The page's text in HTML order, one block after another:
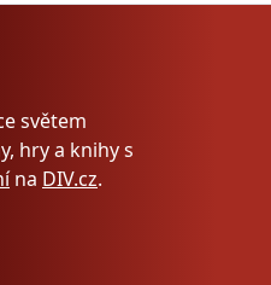
světem
hry a knihy s
na DIV.cz.